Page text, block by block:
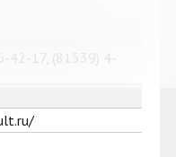
42-17, (81539) 4-